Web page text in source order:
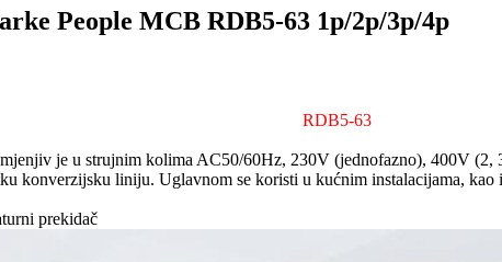
People MCB RDB5-63 1p/2p/3p/4p
RDB5-63
je u strujnim kolima AC50/60Hz, 230V (jednofazno), 400V (2,
konverzijsku liniju. Uglavnom se koristi u kućnim instalacijama,
prekidač